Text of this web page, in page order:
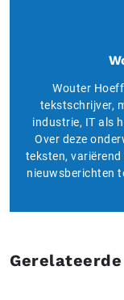
Wouter
tekstschrijver,
industrie, IT als
Over deze
teksten,
nieuwsberichten